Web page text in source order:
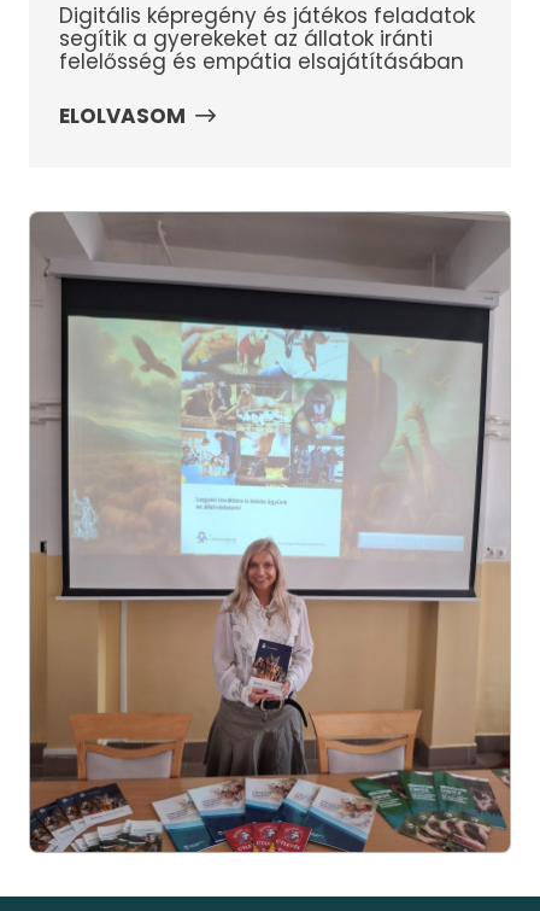
Digitális képregény és játékos feladatok
segítik a gyerekeket az állatok iránti
felelősség és empátia elsajátításában
ELOLVASOM